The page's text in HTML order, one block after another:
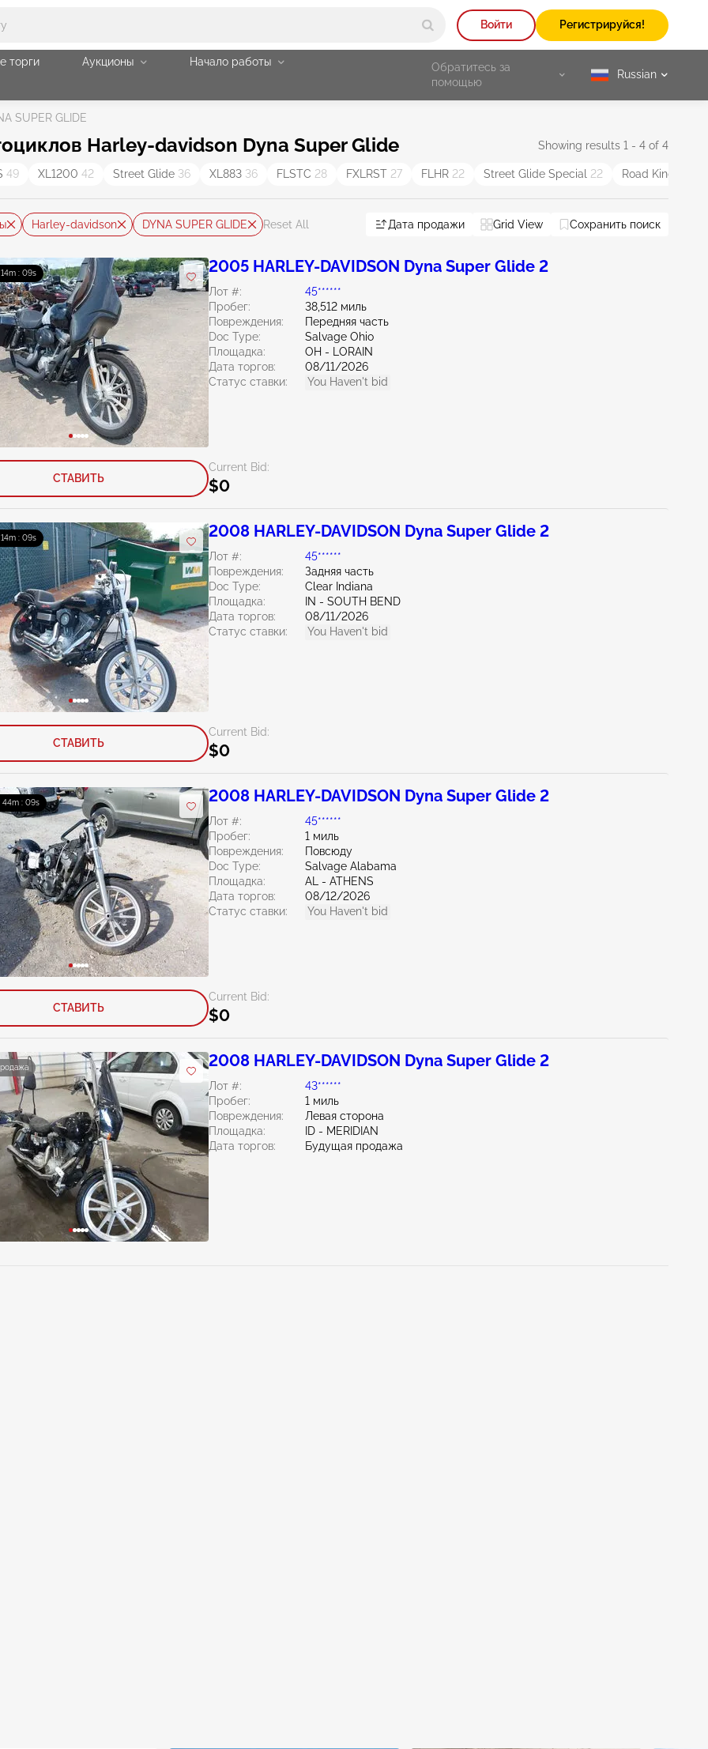
Войти Регистрируйся!
торги Аукционы
Начало работы
Обратитесь за
помощью
selected
Russian
SUPER GLIDE
Harley-davidson Dyna Super Glide Showing results 1 - 4 of 4
49 XL1200 42 Street Glide 36 XL883 36 FLSTC 28 FXLRST 27 FLHR 22 Street Glide Special 22 Road King
Harley-davidson DYNA SUPER GLIDE Reset All Дата продажи Grid View Сохранить поиск
: 08s 2005 HARLEY-DAVIDSON Dyna Super Glide 2
Лот #:
45******
Пробег:
38,512 миль
Повреждения:
Передняя часть
Doc Type:
Salvage Ohio
Площадка:
OH - LORAIN
Дата торгов:
08/11/2026
Статус ставки:
You Haven't bid
Current Bid:
$0
СТАВИТЬ
: 08s 2008 HARLEY-DAVIDSON Dyna Super Glide 2
Лот #:
45******
Повреждения:
Задняя часть
Doc Type:
Clear Indiana
Площадка:
IN - SOUTH BEND
Дата торгов:
08/11/2026
Статус ставки:
You Haven't bid
Current Bid:
$0
СТАВИТЬ
44m : 08s 2008 HARLEY-DAVIDSON Dyna Super Glide 2
Лот #:
45******
Пробег:
1 миль
Повреждения:
Повсюду
Doc Type:
Salvage Alabama
Площадка:
AL - ATHENS
Дата торгов:
08/12/2026
Статус ставки:
You Haven't bid
Current Bid:
$0
СТАВИТЬ
2008 HARLEY-DAVIDSON Dyna Super Glide 2
Лот #:
43******
Пробег:
1 миль
Повреждения:
Левая сторона
Площадка:
ID - MERIDIAN
Дата торгов:
Будущая продажа